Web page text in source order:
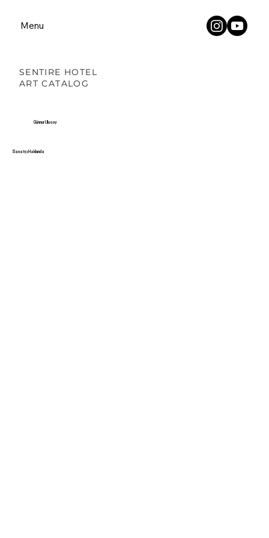
Menu
SENTIRE HOTEL
ART CATALOG
Günnur Ulusoy
Sanatçı Hakkında